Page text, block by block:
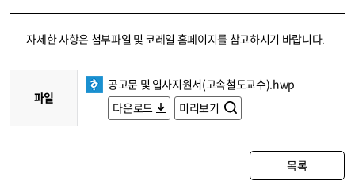
코레일소개_경영공시_채용공고 상세보기 – 내용, 파일, 담당자 연락처로 구성
자세한 사항은 첨부파일 및 코레일 홈페이지를 참고하시기 바랍니다.
파일
공고문 및 입사지원서(고속철도교수).hwp
다운로드
미리보기
목록